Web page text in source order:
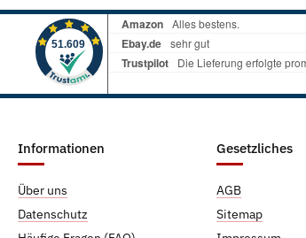
Informationen
Über uns
Datenschutz
Gesetzliches
AGB
Sitemap